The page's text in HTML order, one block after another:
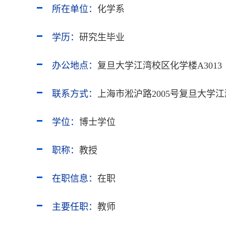
所在单位： 化学系
学历： 研究生毕业
办公地点： 复旦大学江湾校区化学楼A3013
联系方式： 上海市淞沪路2005号复旦大学
学位： 博士学位
职称： 教授
在职信息： 在职
主要任职： 教师